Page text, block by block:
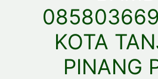
KOTA
PINANG